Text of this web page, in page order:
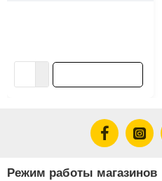
Режим работы магазинов